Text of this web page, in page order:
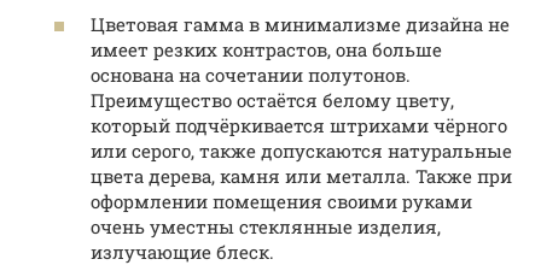
Цветовая гамма в минимализме дизайна не
имеет резких контрастов, она больше
основана на сочетании полутонов.
Преимущество остаётся белому цвету,
который подчёркивается штрихами чёрного
или серого, также допускаются натуральные
цвета дерева, камня или металла. Также при
оформлении помещения своими руками
очень уместны стеклянные изделия,
излучающие блеск.